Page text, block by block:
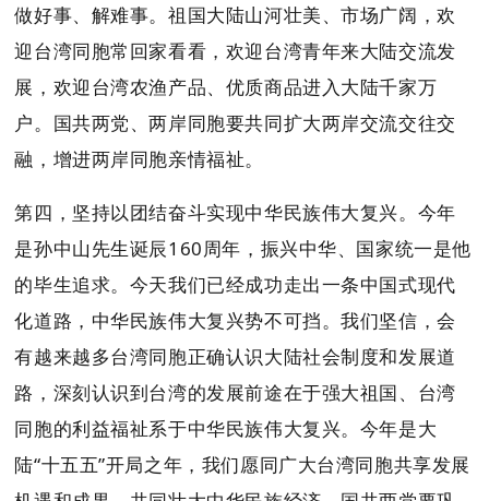
做好事、解难事。祖国大陆山河壮美、市场广阔，欢
迎台湾同胞常回家看看，欢迎台湾青年来大陆交流发
展，欢迎台湾农渔产品、优质商品进入大陆千家万
户。国共两党、两岸同胞要共同扩大两岸交流交往交
融，增进两岸同胞亲情福祉。
第四，坚持以团结奋斗实现中华民族伟大复兴。今年
是孙中山先生诞辰160周年，振兴中华、国家统一是他
的毕生追求。今天我们已经成功走出一条中国式现代
化道路，中华民族伟大复兴势不可挡。我们坚信，会
有越来越多台湾同胞正确认识大陆社会制度和发展道
路，深刻认识到台湾的发展前途在于强大祖国、台湾
同胞的利益福祉系于中华民族伟大复兴。今年是大
陆“十五五”开局之年，我们愿同广大台湾同胞共享发展